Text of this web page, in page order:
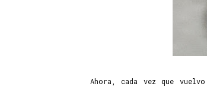
Ahora, cada vez que